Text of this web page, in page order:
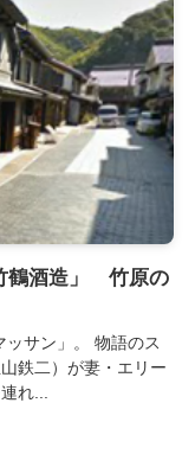
鶴酒造」 竹原の
サン」。 物語のス
鉄二）が妻・エリー
れ...